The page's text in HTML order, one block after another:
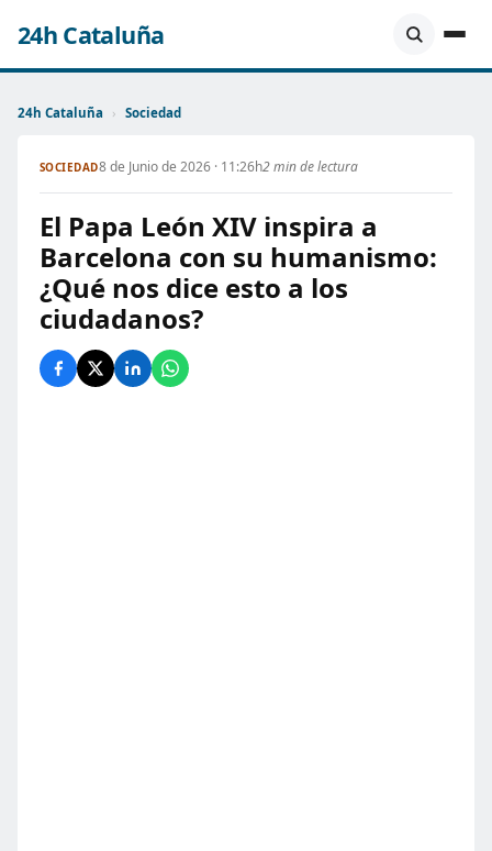
24h Cataluña
24h Cataluña › Sociedad
SOCIEDAD8 de Junio de 2026 · 11:26h2 min de lectura
El Papa León XIV inspira a
Barcelona con su humanismo:
¿Qué nos dice esto a los
ciudadanos?